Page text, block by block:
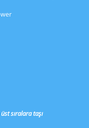
sıralara taşı